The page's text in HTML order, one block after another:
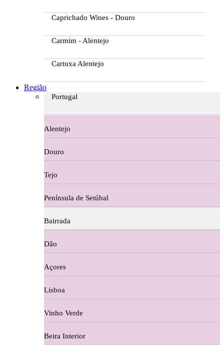
Caprichado Wines - Douro
Carmim - Alentejo
Cartuxa Alentejo
Casa Dos Migueis Douro
Casa Relvas Alentejo
Caves de São João - Bairrada
Charcutaria
Copos e Decanter
Cortes De Reguengo Douro
Digestivos
Divai - Alentejo
Dona Sancha Dão
Doroteia Douro
Região
Portugal
Alentejo
Douro
Tejo
Península de Setúbal
Bairrada
Dão
Açores
Lisboa
Vinho Verde
Beira Interior